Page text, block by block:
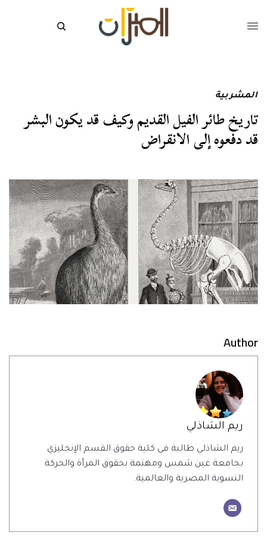
المشربية
تاريخ طائر الفيل القديم وكيف قد يكون البشر
قد دفعوه إلى الانقراض
Author
ريم الشاذلي
ريم الشاذلي طالبة في كلية حقوق القسم الإنجليزي
بجامعة عين شمس ومهتمة بحقوق المرأة والحركة
النسوية المصرية والعالمية.